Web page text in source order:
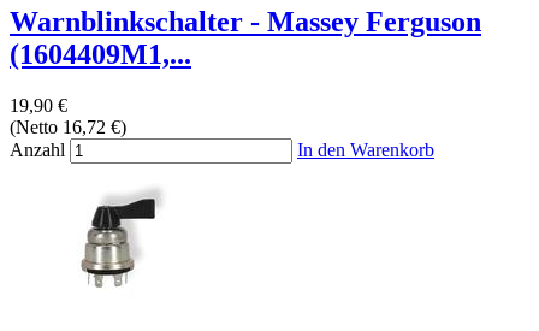
Warnblinkschalter - Massey Ferguson
(1604409M1,...
19,90 €
(Netto 16,72 €)
Anzahl
In den Warenkorb